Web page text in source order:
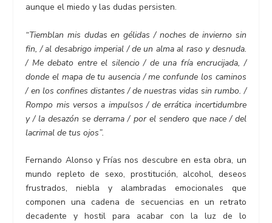
aunque el miedo y las dudas persisten.
“Tiemblan mis dudas en gélidas / noches de invierno sin
fin, / al desabrigo imperial / de un alma al raso y desnuda.
/ Me debato entre el silencio / de una fría encrucijada, /
donde el mapa de tu ausencia / me confunde los caminos
/ en los confines distantes / de nuestras vidas sin rumbo. /
Rompo mis versos a impulsos / de errática incertidumbre
y / la desazón se derrama / por el sendero que nace / del
lacrimal de tus ojos”.
Fernando Alonso y Frías nos descubre en esta obra, un
mundo repleto de sexo, prostitución, alcohol, deseos
frustrados, niebla y alambradas emocionales que
componen una cadena de secuencias en un retrato
decadente y hostil para acabar con la luz de lo